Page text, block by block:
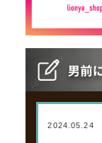
2024.05.24